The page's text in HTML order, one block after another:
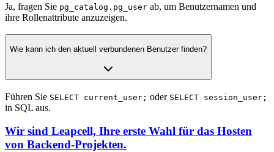
Ja, fragen Sie pg_catalog.pg_user ab, um Benutzernamen und
ihre Rollenattribute anzuzeigen.
Wie kann ich den aktuell verbundenen Benutzer finden?
Führen Sie SELECT current_user; oder SELECT session_user;
in SQL aus.
Wir sind Leapcell, Ihre erste Wahl für das Hosten
von Backend-Projekten.